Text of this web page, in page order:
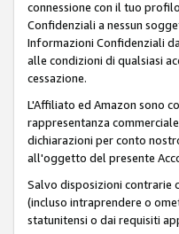
connessione con il tuo
Confidenziali a nessun
Informazioni Confidenziali
alle condizioni di qualsiasi
cessazione.
L'Affiliato ed Amazon sono
rappresentanza
dichiarazioni per conto
all'oggetto del presente
Salvo disposizioni contrarie
(incluso intraprendere o
statunitensi o dai requisiti